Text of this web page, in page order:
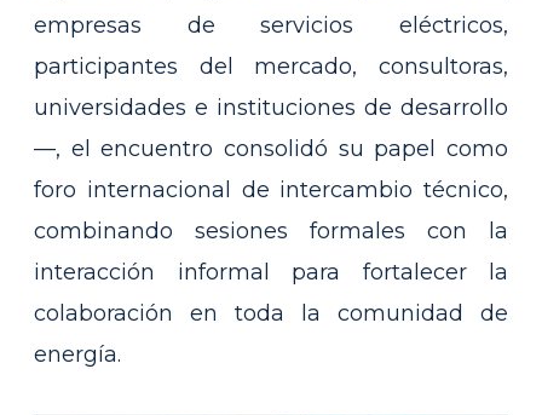
empresas de servicios eléctricos,
participantes del mercado, consultoras,
universidades e instituciones de desarrollo
—, el encuentro consolidó su papel como
foro internacional de intercambio técnico,
combinando sesiones formales con la
interacción informal para fortalecer la
colaboración en toda la comunidad de
energía.